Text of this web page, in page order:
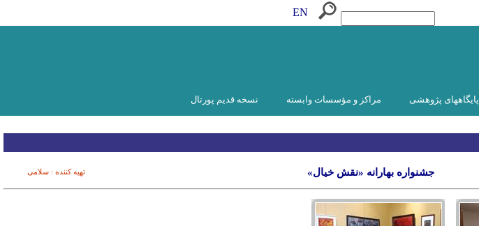
EN
پایگاههای پژوهشی مراکز و مؤسسات وابسته نسخه قدیم پورتال
جشنواره بهارانه «نقش خیال» تهیه کننده : سلامی